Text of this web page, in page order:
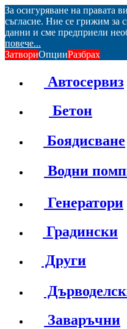
За осигуряване на правата
съгласие. Ние се грижим за
данни и сме предприели
повече...
ЗатвориОпцииРазбрах
Автосервиз
Бетон
Боядисване
Водни
Генератори
Градински
Други
Заваръчни